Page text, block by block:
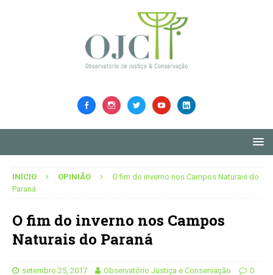
INÍCIO OPINIÃO
O fim do inverno nos Campos Naturais do
Paraná
O fim do inverno nos Campos
Naturais do Paraná
setembro 25, 2017 Observatório Justiça e Conservação 0